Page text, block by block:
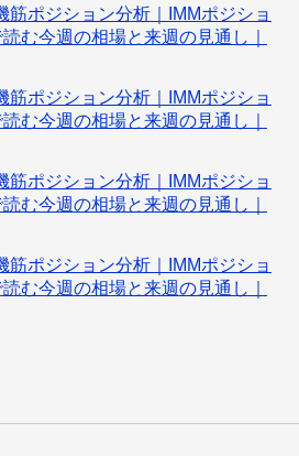
筋ポジション分析｜IMMポジショ
む今週の相場と来週の見通し｜
筋ポジション分析｜IMMポジショ
む今週の相場と来週の見通し｜
筋ポジション分析｜IMMポジショ
む今週の相場と来週の見通し｜
筋ポジション分析｜IMMポジショ
む今週の相場と来週の見通し｜